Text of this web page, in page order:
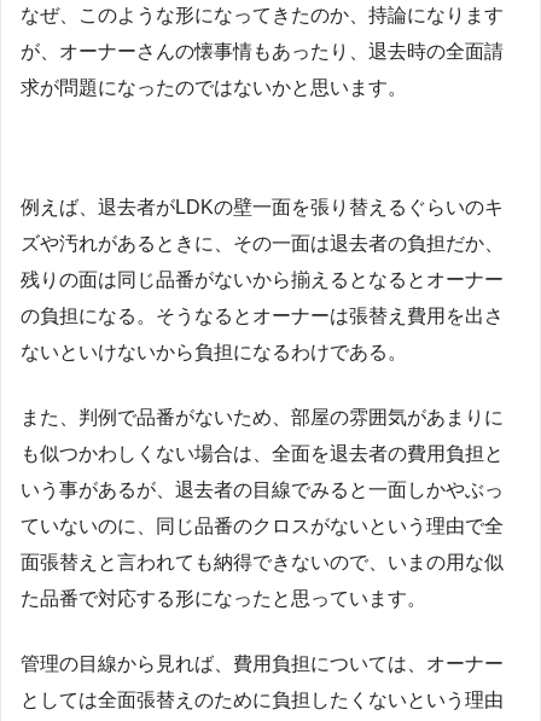
なぜ、このような形になってきたのか、持論になります
が、オーナーさんの懐事情もあったり、退去時の全面請
求が問題になったのではないかと思います。
例えば、退去者がLDKの壁一面を張り替えるぐらいのキ
ズや汚れがあるときに、その一面は退去者の負担だか、
残りの面は同じ品番がないから揃えるとなるとオーナー
の負担になる。そうなるとオーナーは張替え費用を出さ
ないといけないから負担になるわけである。
また、判例で品番がないため、部屋の雰囲気があまりに
も似つかわしくない場合は、全面を退去者の費用負担と
いう事があるが、退去者の目線でみると一面しかやぶっ
ていないのに、同じ品番のクロスがないという理由で全
面張替えと言われても納得できないので、いまの用な似
た品番で対応する形になったと思っています。
管理の目線から見れば、費用負担については、オーナー
としては全面張替えのために負担したくないという理由